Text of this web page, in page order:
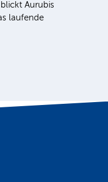
Aurubis
laufende